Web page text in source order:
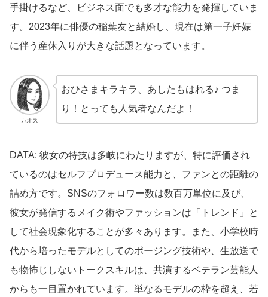
手掛けるなど、ビジネス面でも多才な能力を発揮していま
す。2023年に俳優の稲葉友と結婚し、現在は第一子妊娠
に伴う産休入りが大きな話題となっています。
カオス
おひさまキラキラ、あしたもはれる♪ つま
り！とっても人気者なんだよ！
DATA: 彼女の特技は多岐にわたりますが、特に評価され
ているのはセルフプロデュース能力と、ファンとの距離の
詰め方です。SNSのフォロワー数は数百万単位に及び、
彼女が発信するメイク術やファッションは「トレンド」と
して社会現象化することが多々あります。また、小学校時
代から培ったモデルとしてのポージング技術や、生放送で
も物怖じしないトークスキルは、共演するベテラン芸能人
からも一目置かれています。単なるモデルの枠を超え、若